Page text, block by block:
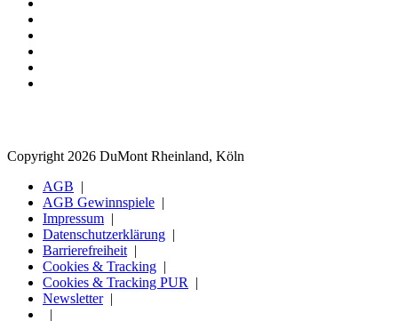
Copyright 2026 DuMont Rheinland, Köln
AGB
AGB Gewinnspiele
Impressum
Datenschutzerklärung
Barrierefreiheit
Cookies & Tracking
Cookies & Tracking PUR
Newsletter